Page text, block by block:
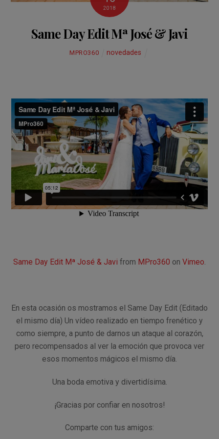
2018
Same Day Edit Mª José & Javi
MPRO360 novedades
Same Day Edit Mª José & Javi from MPro360 on Vimeo.
En esta ocasión os mostramos el Same Day Edit (Editado
el mismo día) Un vídeo realizado en tiempo frenético y
como siempre, a punto de darnos un ataque al corazón,
pero recompensados al ver la emoción que provoca ver
esos momentos mágicos el mismo día.
Una boda emotiva y divertidísima.
¡Gracias por confiar en nosotros!
Comparte con tus amigos: